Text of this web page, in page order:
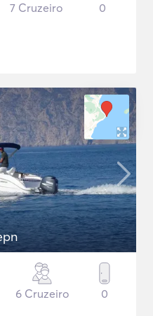
7 Cruzeiro 0
6 Cruzeiro 0